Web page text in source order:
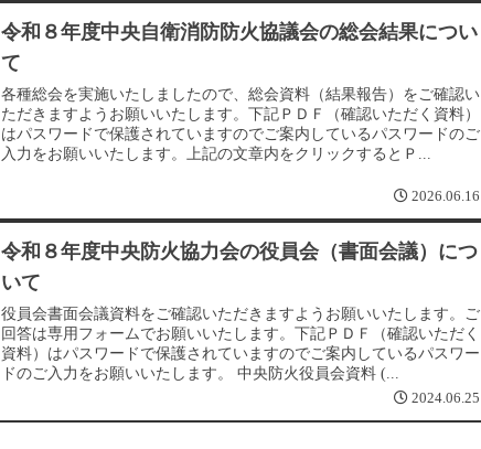
令和８年度中央自衛消防防火協議会の総会結果につい
て
各種総会を実施いたしましたので、総会資料（結果報告）をご確認い
ただきますようお願いいたします。下記ＰＤＦ（確認いただく資料）
はパスワードで保護されていますのでご案内しているパスワードのご
入力をお願いいたします。上記の文章内をクリックするとＰ...
2026.06.16
令和８年度中央防火協力会の役員会（書面会議）につ
いて
役員会書面会議資料をご確認いただきますようお願いいたします。ご
回答は専用フォームでお願いいたします。下記ＰＤＦ（確認いただく
資料）はパスワードで保護されていますのでご案内しているパスワー
ドのご入力をお願いいたします。 中央防火役員会資料 (...
2024.06.25